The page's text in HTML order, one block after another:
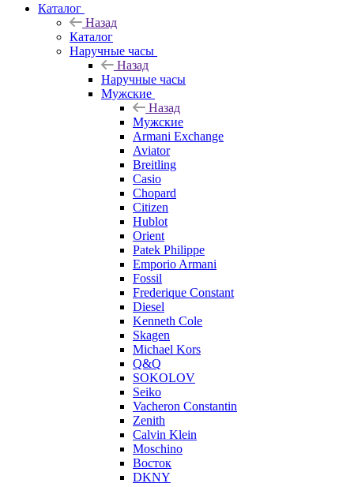
Каталог
Назад
Каталог
Наручные часы
Назад
Наручные часы
Мужские
Назад
Мужские
Armani Exchange
Aviator
Breitling
Casio
Chopard
Citizen
Hublot
Orient
Patek Philippe
Emporio Armani
Fossil
Frederique Constant
Diesel
Kenneth Cole
Skagen
Michael Kors
Q&Q
SOKOLOV
Seiko
Vacheron Constantin
Zenith
Calvin Klein
Moschino
Восток
DKNY